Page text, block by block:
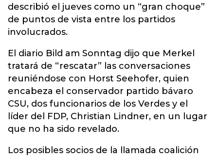
describió el jueves como un “gran choque”
de puntos de vista entre los partidos
involucrados.
El diario Bild am Sonntag dijo que Merkel
tratará de “rescatar” las conversaciones
reuniéndose con Horst Seehofer, quien
encabeza el conservador partido bávaro
CSU, dos funcionarios de los Verdes y el
líder del FDP, Christian Lindner, en un lugar
que no ha sido revelado.
Los posibles socios de la llamada coalición